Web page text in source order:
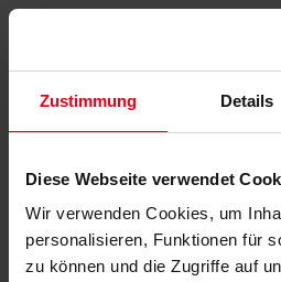
Zustimmung Details
Diese Webseite verwendet
Wir verwenden Cookies, um
personalisieren, Funktionen für
zu können und die Zugriffe auf